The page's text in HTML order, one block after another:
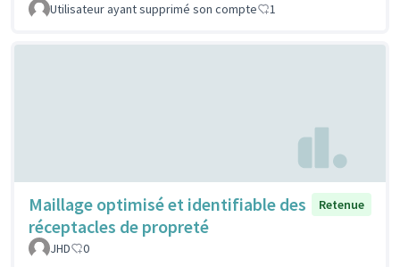
Utilisateur ayant supprimé son compte 1
Maillage optimisé et identifiable des
réceptacles de propreté
Retenue
JHD 0